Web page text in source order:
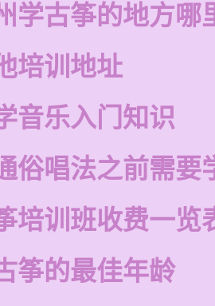
学古筝的地方哪
培训地址
音乐入门知识
俗唱法之前需要
培训班收费一览
筝的最佳年龄